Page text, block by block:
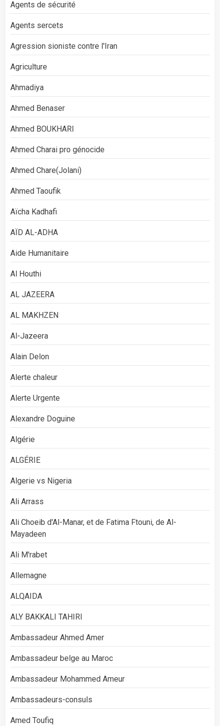
Agents de sécurité
Agents sercets
Agression sioniste contre l'Iran
Agriculture
Ahmadiya
Ahmed Benaser
Ahmed BOUKHARI
Ahmed Charai pro génocide
Ahmed Chare(Jolani)
Ahmed Taoufik
Aïcha Kadhafi
AÏD AL-ADHA
Aide Humanitaire
Al Houthi
AL JAZEERA
AL MAKHZEN
Al-Jazeera
Alain Delon
Alerte chaleur
Alerte Urgente
Alexandre Doguine
Algérie
ALGÉRIE
Algerie vs Nigeria
Ali Arrass
Ali Choeib d'Al-Manar, et de Fatima Ftouni, de Al-
Mayadeen
Ali M'rabet
Allemagne
ALQAIDA
ALY BAKKALI TAHIRI
Ambassadeur Ahmed Amer
Ambassadeur belge au Maroc
Ambassadeur Mohammed Ameur
Ambassadeurs-consuls
Amed Toufiq